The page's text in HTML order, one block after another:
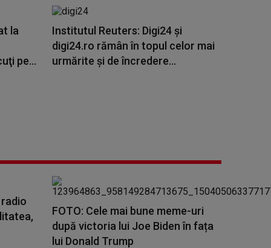
la
pe...
Institutul Reuters: Digi24 și
digi24.ro rămân în topul celor mai
urmărite și de încredere...
radio
FOTO: Cele mai bune meme-uri
după victoria lui Joe Biden în fața
lui Donald Trump